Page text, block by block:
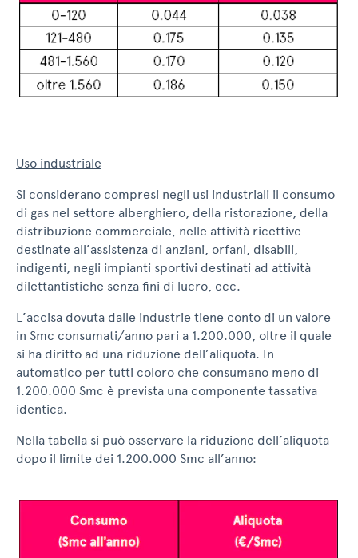
Uso industriale
Si considerano compresi negli usi industriali il consumo
di gas nel settore alberghiero, della ristorazione, della
distribuzione commerciale, nelle attività ricettive
destinate all’assistenza di anziani, orfani, disabili,
indigenti, negli impianti sportivi destinati ad attività
dilettantistiche senza fini di lucro, ecc.
L’accisa dovuta dalle industrie tiene conto di un valore
in Smc consumati/anno pari a 1.200.000, oltre il quale
si ha diritto ad una riduzione dell’aliquota. In
automatico per tutti coloro che consumano meno di
1.200.000 Smc è prevista una componente tassativa
identica.
Nella tabella si può osservare la riduzione dell’aliquota
dopo il limite dei 1.200.000 Smc all’anno: